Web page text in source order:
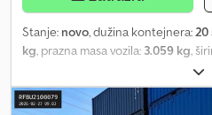
Stanje: novo, dužina kontejnera:20
kg, prazna masa vozila: 3.059 kg,
prostora:2.591 mm, 20-stopni
odličnom stanju, prevezen